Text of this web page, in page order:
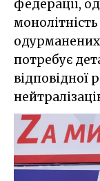
федерації,
потребує
відповідної